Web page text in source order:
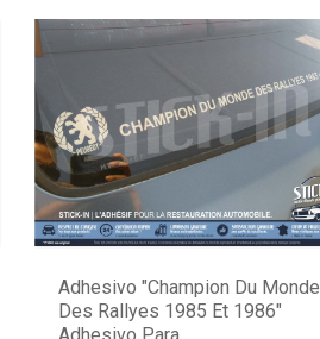
Adhesivo "Champion Du Monde
Des Rallyes 1985 Et 1986"
Adhesivo Para...